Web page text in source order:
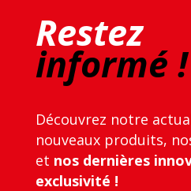
Restez
informé !
Découvrez notre
nouveaux produits,
et nos dernières
exclusivité !